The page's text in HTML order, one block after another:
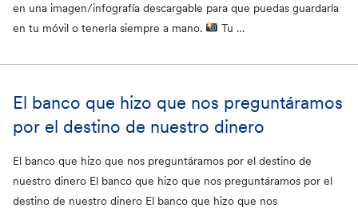
en una imagen/infografía descargable para que puedas guardarla
en tu móvil o tenerla siempre a mano.
Tu …
El banco que hizo que nos preguntáramos
por el destino de nuestro dinero
El banco que hizo que nos preguntáramos por el destino de
nuestro dinero El banco que hizo que nos preguntáramos por el
destino de nuestro dinero El banco que hizo que nos
Tags
Noticias
Realidades financiadas
Jóvenes x Fiare
Productos y servicios
Opinión